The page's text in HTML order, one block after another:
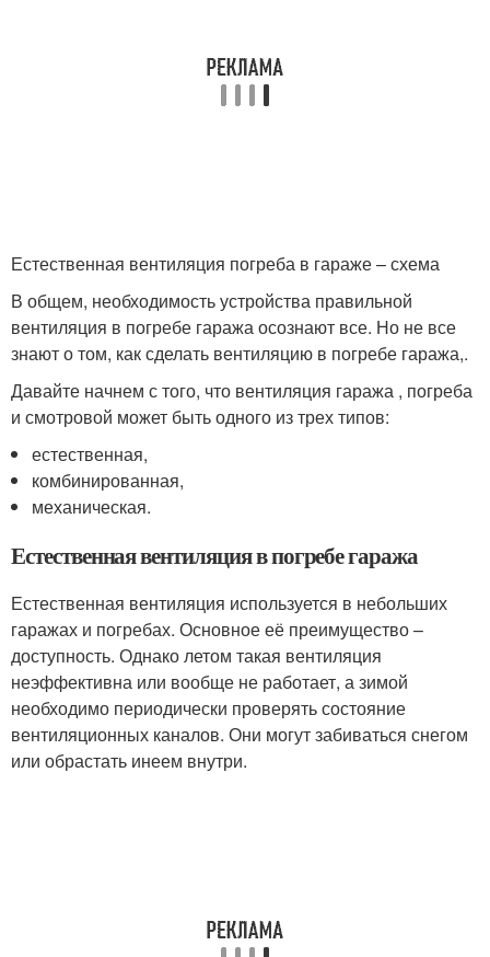
Естественная вентиляция погреба в гараже – схема
В общем, необходимость устройства правильной
вентиляция в погребе гаража осознают все. Но не все
знают о том, как сделать вентиляцию в погребе гаража,.
Давайте начнем с того, что вентиляция гаража , погреба
и смотровой может быть одного из трех типов:
естественная,
комбинированная,
механическая.
Естественная вентиляция в погребе гаража
Естественная вентиляция используется в небольших
гаражах и погребах. Основное её преимущество –
доступность. Однако летом такая вентиляция
неэффективна или вообще не работает, а зимой
необходимо периодически проверять состояние
вентиляционных каналов. Они могут забиваться снегом
или обрастать инеем внутри.